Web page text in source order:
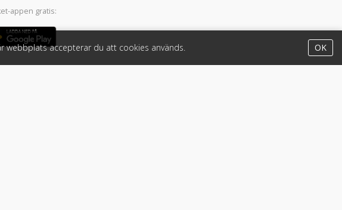
appen gratis:
webbplats accepterar du att cookies används. OK